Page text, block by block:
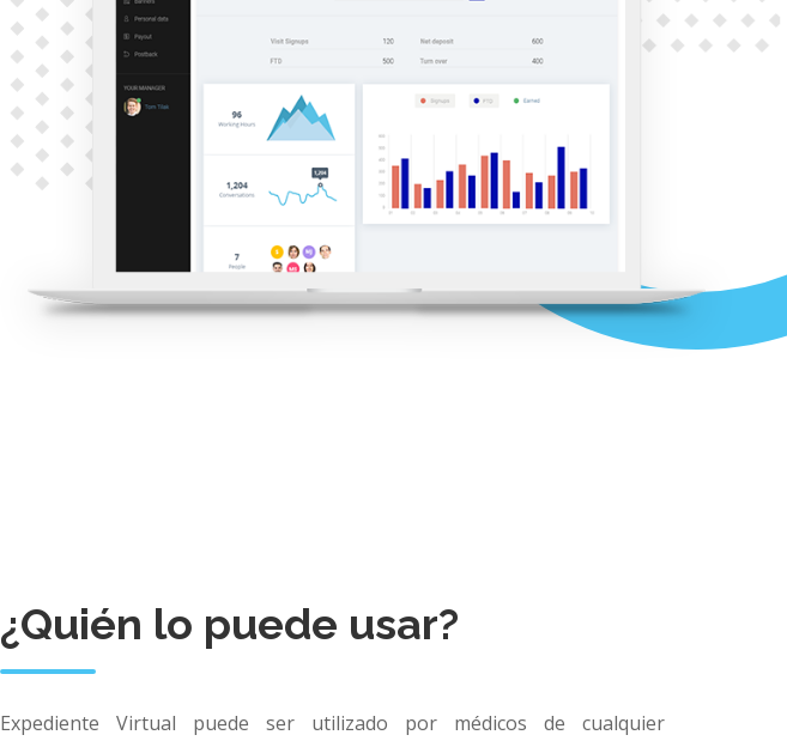
¿Quién lo puede usar?
Expediente Virtual puede ser utilizado por médicos de cualquier